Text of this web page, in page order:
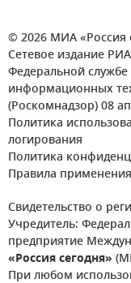
© 2026 МИА «Россия
Сетевое издание
Федеральной
информационных
(Роскомнадзор) 08
Политика
логирования
Политика
Правила
Свидетельство о
Учредитель:
предприятие
«Россия сегодня»
При любом